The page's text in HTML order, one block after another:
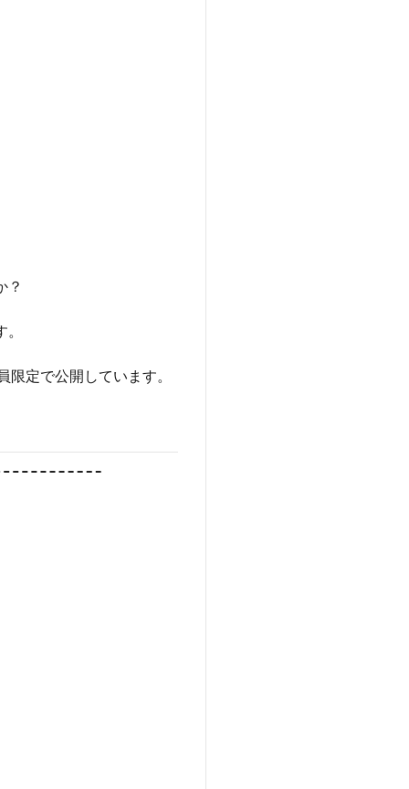
？
定で公開しています。